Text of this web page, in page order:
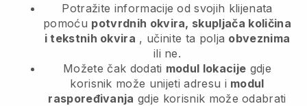
Potražite informacije od svojih klijenata
pomoću potvrdnih okvira, skupljača količina
i tekstnih okvira , učinite ta polja obveznima
ili ne.
Možete čak dodati modul lokacije gdje
korisnik može unijeti adresu i modul
raspoređivanja gdje korisnik može odabrati